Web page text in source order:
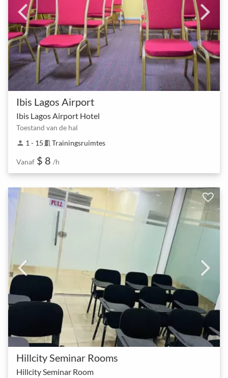
Ibis Lagos Airport
Ibis Lagos Airport Hotel
Toestand van de hal
person 1 - 15 meeting_room Trainingsruimtes
Vanaf $ 8 /h
Hillcity Seminar Rooms
Hillcity Seminar Room